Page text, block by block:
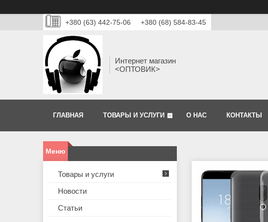
+380 (63) 442-75-06 +380 (68) 584-83-45
Интернет магазин
<ОПТОВИК>
ГЛАВНАЯ ТОВАРЫ И УСЛУГИ О НАС КОНТАКТЫ
Товары и услуги
Новости
Статьи